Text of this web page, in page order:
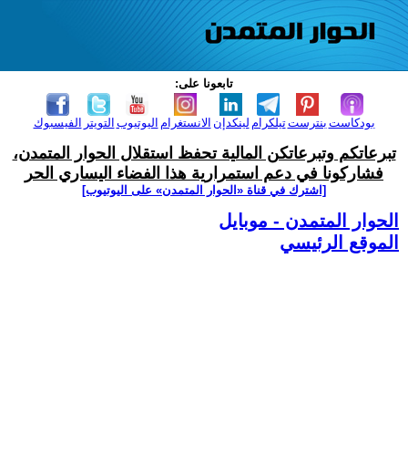
تابعونا على:
الفيسبوك التويتر اليوتيوب الانستغرام لينكدإن تيلكرامبنترست بودكاست
تبرعاتكم وتبرعاتكن المالية تحفظ استقلال الحوار المتمدن،
فشاركونا في دعم استمرارية هذا الفضاء اليساري الحر
[اشترك في قناة ‫«الحوار المتمدن» على اليوتيوب]
الحوار المتمدن - موبايل
الموقع الرئيسي